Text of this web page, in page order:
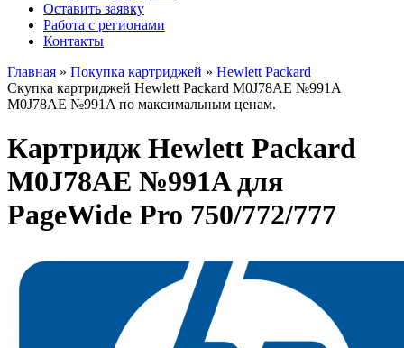
Оставить заявку
Работа с регионами
Контакты
Главная » Покупка картриджей » Hewlett Packard
Скупка картриджей Hewlett Packard M0J78AE №991A
M0J78AE №991A по максимальным ценам.
Картридж Hewlett Packard
M0J78AE №991A для
PageWide Pro 750/772/777